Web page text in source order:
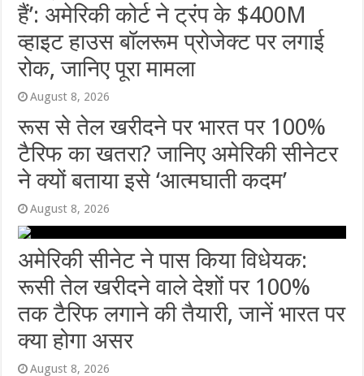
हैं’: अमेरिकी कोर्ट ने ट्रंप के $400M
व्हाइट हाउस बॉलरूम प्रोजेक्ट पर लगाई
रोक, जानिए पूरा मामला
August 8, 2026
रूस से तेल खरीदने पर भारत पर 100%
टैरिफ का खतरा? जानिए अमेरिकी सीनेटर
ने क्यों बताया इसे ‘आत्मघाती कदम’
August 8, 2026
अमेरिकी सीनेट ने पास किया विधेयक:
रूसी तेल खरीदने वाले देशों पर 100%
तक टैरिफ लगाने की तैयारी, जानें भारत पर
क्या होगा असर
August 8, 2026